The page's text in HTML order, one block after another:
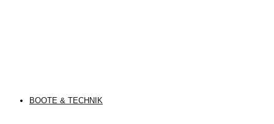
BOOTE & TECHNIK